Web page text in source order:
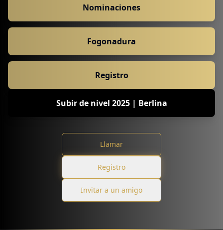
Nominaciones
Fogonadura
Registro
Subir de nivel 2025 | Berlina
Llamar
Registro
Invitar a un amigo